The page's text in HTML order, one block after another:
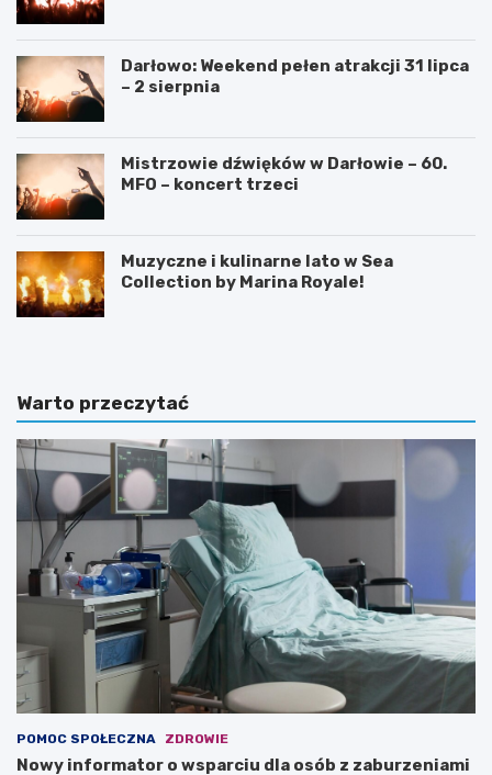
Darłowo: Weekend pełen atrakcji 31 lipca
– 2 sierpnia
Mistrzowie dźwięków w Darłowie – 60.
MFO – koncert trzeci
Muzyczne i kulinarne lato w Sea
Collection by Marina Royale!
Warto przeczytać
POMOC SPOŁECZNA ZDROWIE
Nowy informator o wsparciu dla osób z zaburzeniami